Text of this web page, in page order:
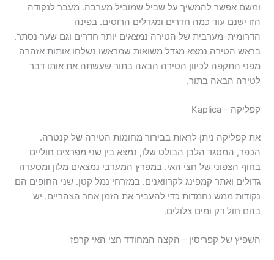
ומשם אפשר להמשיך על שביל שמוביל מערבה. מעבר לנקודה
הזו ישנם עוד כמה חדרים ומגדלים הרוסים. בפינה
הדרומית-מערבית של הטירה נמצאים יותר חדרים וגם שער נסתר.
בראש הטירה נמצא מגדל משואות שמראשו נשלחו אותות אזהרה
מפני התקפה לכיוון הטירה הבאה בתור שעשתה את אותו דבר
לטירה הבאה בתור.
קפליקה – Kaplica
את קפליקה ניתן לראות בבירור מחומות הטירה של קנטרה.
הכפר, המסגד הלבן הבולט שלו, נמצא בין שני מפרצים חוליים
בחוף הצפוני של חצי האי. במפרץ המערבי נמצאים מלון ומסעדה
גדולים ואתר קמפינג לקרוואנים. במזרחי נמל קטן. שני החופים הם
נקודות ממש נחמדות כדי להעביר את הזמן אחר הצהריים. יש
בהם חול דק ומים צלולים.
השפיץ של קפריסין – הקצה המחודד חצי האי קרפז